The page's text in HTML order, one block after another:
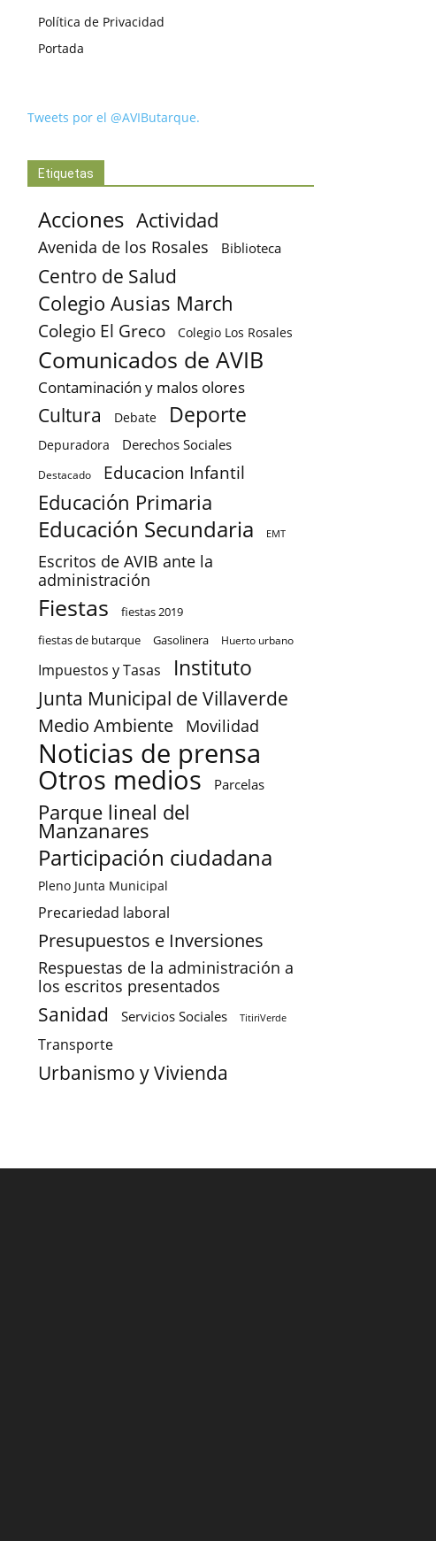
Política de Privacidad
Portada
Tweets por el @AVIButarque.
Etiquetas
Acciones Actividad
Avenida de los Rosales Biblioteca
Centro de Salud
Colegio Ausias March
Colegio El Greco Colegio Los Rosales
Comunicados de AVIB
Contaminación y malos olores
Cultura Debate Deporte
Depuradora Derechos Sociales
Destacado Educacion Infantil
Educación Primaria
Educación Secundaria EMT
Escritos de AVIB ante la
administración
Fiestas
fiestas 2019
fiestas de butarque
Gasolinera Huerto urbano
Impuestos y Tasas Instituto
Junta Municipal de Villaverde
Medio Ambiente Movilidad
Noticias de prensa
Otros medios Parcelas
Parque lineal del
Manzanares
Participación ciudadana
Pleno Junta Municipal
Precariedad laboral
Presupuestos e Inversiones
Respuestas de la administración a
los escritos presentados
Sanidad Servicios Sociales TitiriVerde
Transporte
Urbanismo y Vivienda